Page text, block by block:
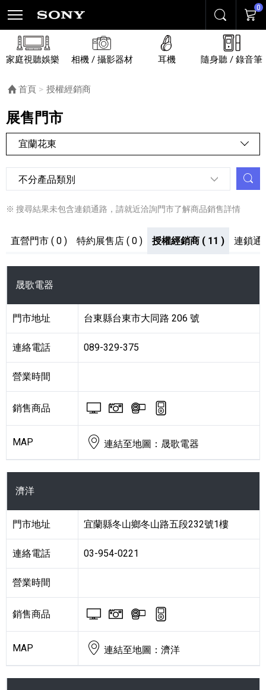
搜尋 購物
0
家庭視聽娛樂 相機 / 攝影器材 耳機 隨身聽 / 錄音筆
首頁 目前頁面：
授權經銷商
展售門市
宜蘭花東
全台門市
桃竹苗
雲嘉南
離島地區
產品分類
※ 搜尋結果未包含連鎖通路，請就近洽詢門市了解商品銷售詳情
直營門市 ( 0 ) 特約展售店 ( 0 ) 授權經銷商 ( 11 ) 連鎖通
晟歌電器
門市地址 台東縣台東市大同路 206 號
連絡電話 089-329-375
營業時間
銷售商品 BRAVIA 電視與顯示器
Cyber-shot 數位相機
Handycam 攝影機
MAP 連結至地圖：晟歌電器
濟洋
門市地址 宜蘭縣冬山鄉冬山路五段232號1樓
連絡電話 03-954-0221
營業時間
銷售商品 BRAVIA 電視與顯示器
Cyber-shot 數位相機
Handycam 攝影機
MAP 連結至地圖：濟洋